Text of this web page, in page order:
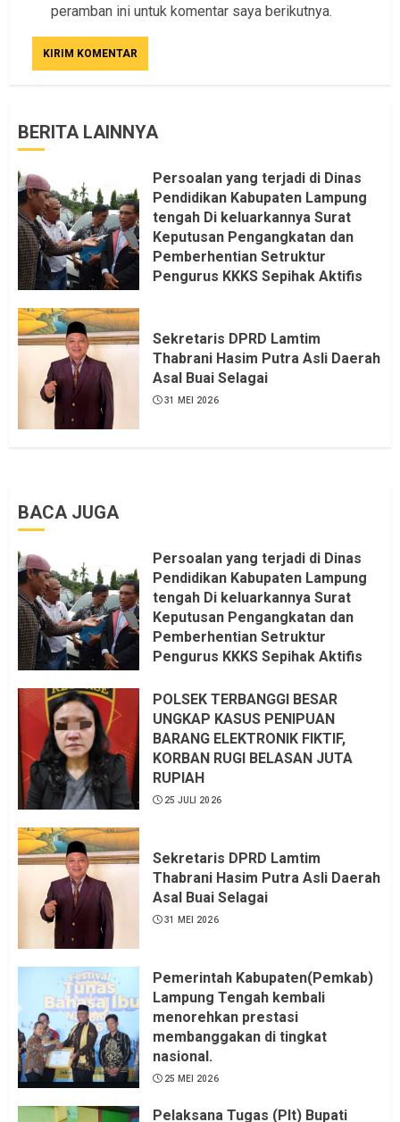
peramban ini untuk komentar saya berikutnya.
BERITA LAINNYA
Persoalan yang terjadi di Dinas
Pendidikan Kabupaten Lampung
tengah Di keluarkannya Surat
Keputusan Pengangkatan dan
Pemberhentian Setruktur
Pengurus KKKS Sepihak Aktifis
Dapat saya pastikan penuh Unsur
KKN, dan Unsur Politik.
6 AGUSTUS 2026
Sekretaris DPRD Lamtim
Thabrani Hasim Putra Asli Daerah
Asal Buai Selagai
31 MEI 2026
BACA JUGA
Persoalan yang terjadi di Dinas
Pendidikan Kabupaten Lampung
tengah Di keluarkannya Surat
Keputusan Pengangkatan dan
Pemberhentian Setruktur
Pengurus KKKS Sepihak Aktifis
Sangat menantang Aturan dan
Dapat saya pastikan penuh Unsur
KKN, dan Unsur Politik.
6 AGUSTUS 2026
POLSEK TERBANGGI BESAR
UNGKAP KASUS PENIPUAN
BARANG ELEKTRONIK FIKTIF,
KORBAN RUGI BELASAN JUTA
RUPIAH
25 JULI 2026
Sekretaris DPRD Lamtim
Thabrani Hasim Putra Asli Daerah
Asal Buai Selagai
31 MEI 2026
Pemerintah Kabupaten(Pemkab)
Lampung Tengah kembali
menorehkan prestasi
membanggakan di tingkat
nasional.
25 MEI 2026
Pelaksana Tugas (Plt) Bupati